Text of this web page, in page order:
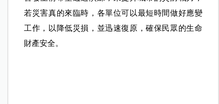
為了強化民眾的防災意識及降低空襲所造成的傷
亡，政府每年都會舉行萬安演習來確保民眾對於空